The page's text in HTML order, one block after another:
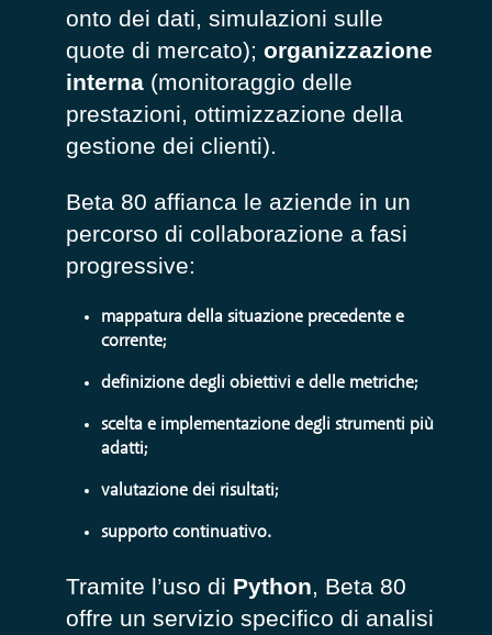
onto dei dati, simulazioni sulle
quote di mercato); organizzazione
interna (monitoraggio delle
prestazioni, ottimizzazione della
gestione dei clienti).
Beta 80 affianca le aziende in un
percorso di collaborazione a fasi
progressive:
mappatura della situazione precedente e
corrente;
definizione degli obiettivi e delle metriche;
scelta e implementazione degli strumenti più
adatti;
valutazione dei risultati;
supporto continuativo.
Tramite l’uso di Python, Beta 80
offre un servizio specifico di analisi